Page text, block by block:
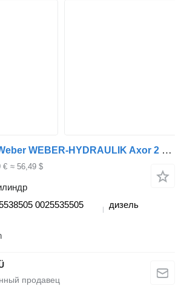
Гидроцилиндр Weber WEBER-HYDRAULIK Axor 2 1840 (01.04-) A0025535505 для тягача Mercedes-Benz Actros, Axor MP1, MP2, MP3 (1996-2014)
€ ≈ 56,49 $
0025535505
дизель